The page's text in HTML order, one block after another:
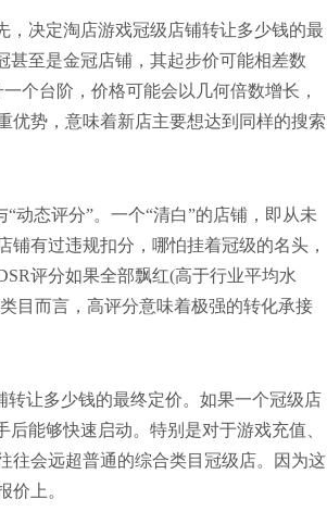
，决定淘店游戏冠级店铺转让多少钱的最
甚至是金冠店铺，其起步价可能相差数
个台阶，价格可能会以几何倍数增长，
优势，意味着新店主要想达到同样的搜索
动态评分”。一个“清白”的店铺，即从未
有过违规扣分，哪怕挂着冠级的名头，
评分如果全部飘红(高于行业平均水
目而言，高评分意味着极强的转化承接
转让多少钱的最终定价。如果一个冠级店
能够快速启动。特别是对于游戏充值、
往会远超普通的综合类目冠级店。因为这
价上。